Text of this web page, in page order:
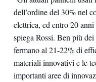
dell’ordine del 30% nel
elettrica, ed entro 20
spiega Rossi. Ben più
fermano al 21-22% di
materiali innovativi e le
importanti aree di